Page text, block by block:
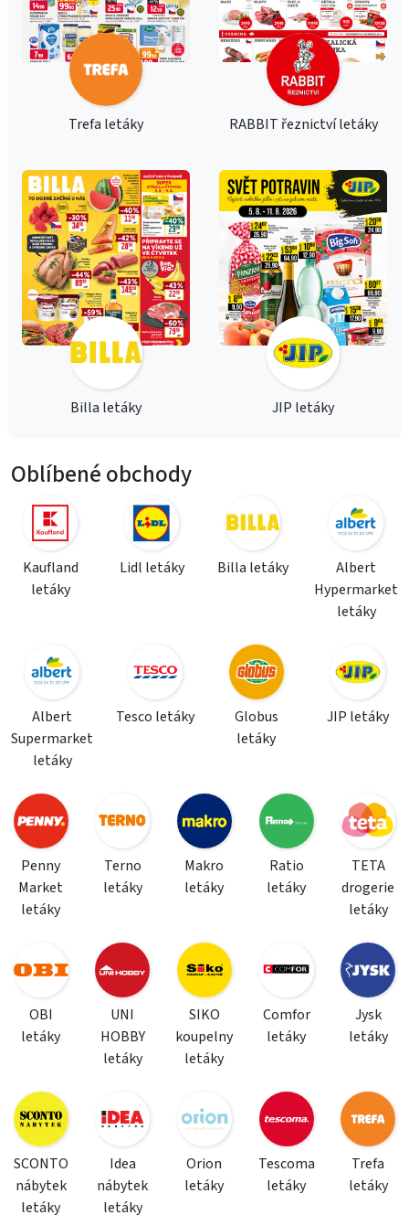
Trefa letáky RABBIT řeznictví letáky
Billa letáky JIP letáky
Oblíbené obchody
Kaufland
letáky
Lidl letáky Billa letáky
Albert
Hypermarket
letáky
Albert
Supermarket
letáky
Tesco letáky
Globus
letáky
JIP letáky
Penny
Market
letáky
Terno
letáky
Makro
letáky
Ratio
letáky
TETA
drogerie
letáky
OBI
letáky
UNI
HOBBY
letáky
SIKO
koupelny
letáky
Comfor
letáky
Jysk
letáky
SCONTO
nábytek
letáky
Idea
nábytek
letáky
Orion
letáky
Tescoma
letáky
Trefa
letáky